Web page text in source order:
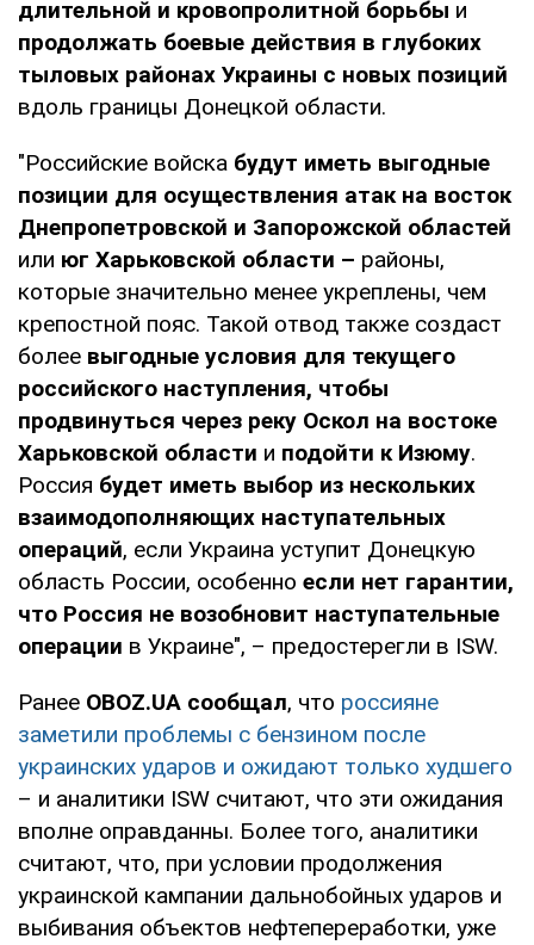
длительной и кровопролитной борьбы и
продолжать боевые действия в глубоких
тыловых районах Украины с новых позиций
вдоль границы Донецкой области.
"Российские войска будут иметь выгодные
позиции для осуществления атак на восток
Днепропетровской и Запорожской областей
или юг Харьковской области – районы,
которые значительно менее укреплены, чем
крепостной пояс. Такой отвод также создаст
более выгодные условия для текущего
российского наступления, чтобы
продвинуться через реку Оскол на востоке
Харьковской области и подойти к Изюму.
Россия будет иметь выбор из нескольких
взаимодополняющих наступательных
операций, если Украина уступит Донецкую
область России, особенно если нет гарантии,
что Россия не возобновит наступательные
операции в Украине", – предостерегли в ISW.
Ранее OBOZ.UA сообщал, что россияне
заметили проблемы с бензином после
украинских ударов и ожидают только худшего
– и аналитики ISW считают, что эти ожидания
вполне оправданны. Более того, аналитики
считают, что, при условии продолжения
украинской кампании дальнобойных ударов и
выбивания объектов нефтепереработки, уже